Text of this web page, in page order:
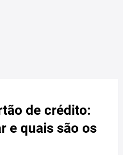
de crédito:
e quais são os